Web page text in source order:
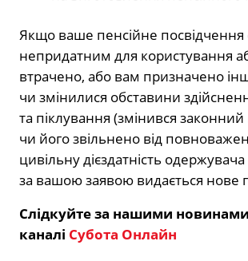
Якщо ваше пенсійне посвідчення
непридатним для користування
втрачено, або вам призначено
чи змінилися обставини
та піклування (змінився
чи його звільнено від
цивільну дієздатність
за вашою заявою видається нове
Слідкуйте за нашими
каналі Субота Онлайн